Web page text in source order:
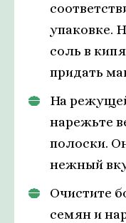
упаковке.
соль в
придать
На
нарежьте
полоски.
нежный
Очистите
семян и